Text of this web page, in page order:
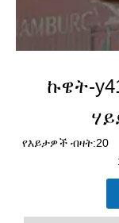
ኩዌት-
የእይታዎች ብዛት:20